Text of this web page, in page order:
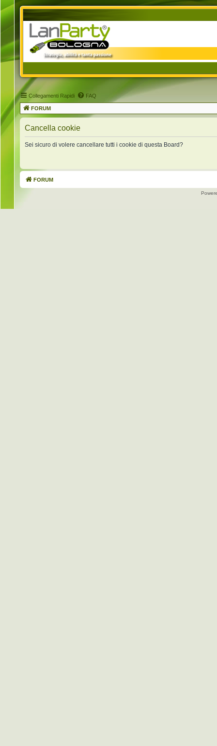
Collegamenti Rapidi FAQ
FORUM
Cancella cookie
Sei sicuro di volere cancellare tutti i cookie di questa Board?
FORUM